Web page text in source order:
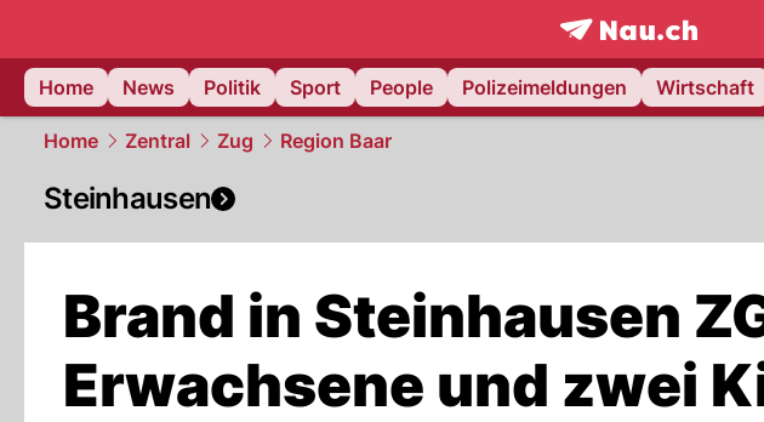
frontpage.NAU.ch
Home
News Politik Sport People Polizeimeldungen Wirtschaft
Home Zentral Zug Region Baar
Steinhausen
Brand in Steinhausen
Erwachsene und zwei